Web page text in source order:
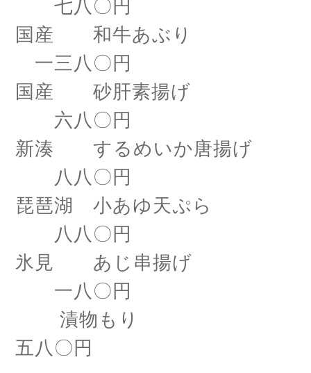
七八〇円
国産 和牛あぶり
一三八〇円
国産 砂肝素揚げ
六八〇円
新湊 するめいか唐揚げ
八八〇円
琵琶湖 小あゆ天ぷら
八八〇円
氷見 あじ串揚げ
一八〇円
漬物もり
五八〇円